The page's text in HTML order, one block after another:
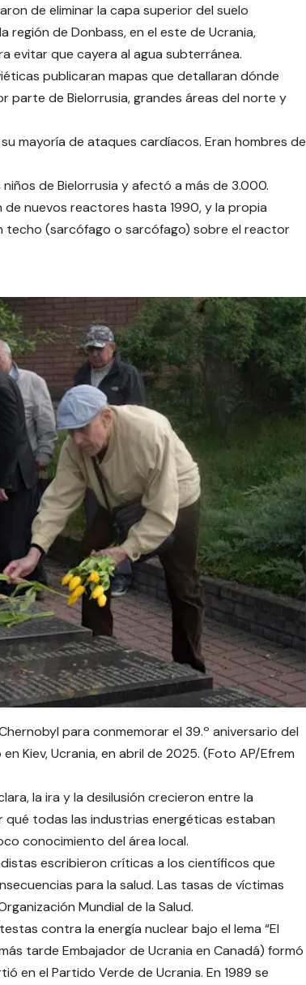
de eliminar la capa superior del suelo
región de Donbass, en el este de Ucrania,
evitar que cayera al agua subterránea.
publicaran mapas que detallaran dónde
parte de Bielorrusia, grandes áreas del norte y
mayoría de ataques cardíacos. Eran hombres de
de Bielorrusia y afectó a más de 3.000.
nuevos reactores hasta 1990, y la propia
(sarcófago o sarcófago) sobre el reactor
para conmemorar el 39.º aniversario del
Kiev, Ucrania, en abril de 2025. (Foto AP/Efrem
la ira y la desilusión crecieron entre la
todas las industrias energéticas estaban
conocimiento del área local.
escribieron críticas a los científicos que
para la salud. Las tasas de víctimas
Mundial de la Salud.
contra la energía nuclear bajo el lema “El
tarde Embajador de Ucrania en Canadá) formó
en el Partido Verde de Ucrania. En 1989 se